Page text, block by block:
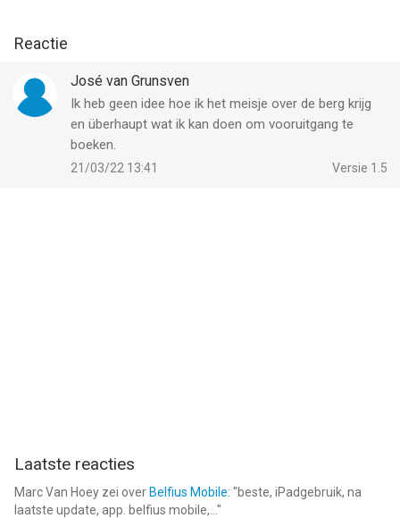
Reactie
José van Grunsven
Ik heb geen idee hoe ik het meisje over de berg krijg
en überhaupt wat ik kan doen om vooruitgang te
boeken.
Versie 1.5
21/03/22 13:41
Laatste reacties
Marc Van Hoey zei over Belfius Mobile: "beste, iPadgebruik, na
laatste update, app. belfius mobile,... "